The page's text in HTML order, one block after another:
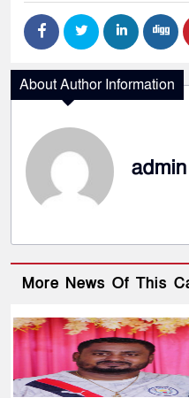
About Author Information
admin
More News Of This